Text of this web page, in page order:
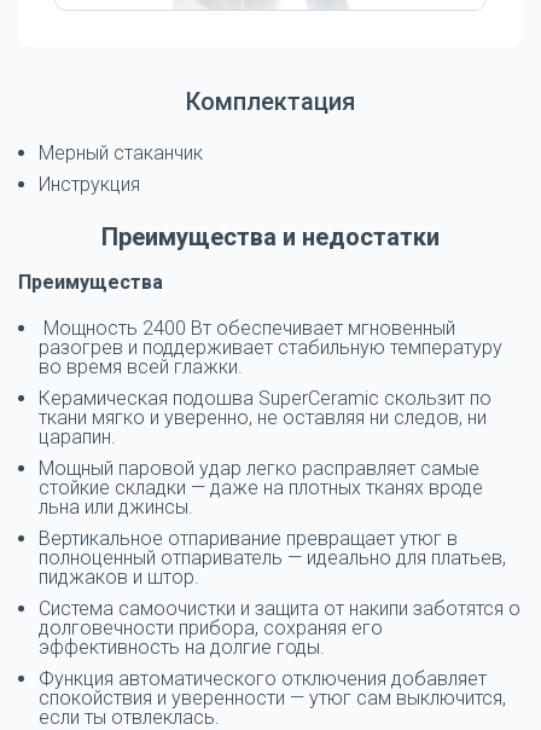
Комплектация
Мерный стаканчик
Инструкция
Преимущества и недостатки
Преимущества
Мощность 2400 Вт обеспечивает мгновенный
разогрев и поддерживает стабильную температуру
во время всей глажки.
Керамическая подошва SuperCeramic скользит по
ткани мягко и уверенно, не оставляя ни следов, ни
царапин.
Мощный паровой удар легко расправляет самые
стойкие складки — даже на плотных тканях вроде
льна или джинсы.
Вертикальное отпаривание превращает утюг в
полноценный отпариватель — идеально для платьев,
пиджаков и штор.
Система самоочистки и защита от накипи заботятся о
долговечности прибора, сохраняя его
эффективность на долгие годы.
Функция автоматического отключения добавляет
спокойствия и уверенности — утюг сам выключится,
если ты отвлеклась.